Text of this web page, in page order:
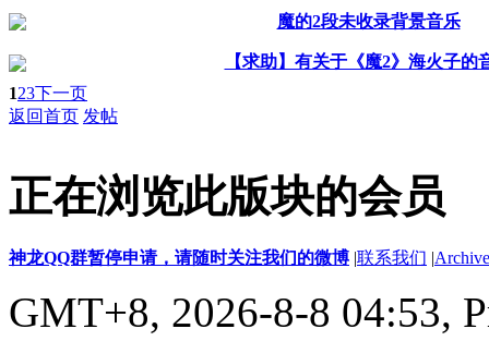
魔的2段未收录背景音乐
【求助】有关于《魔2》海火子的
123下一页
返回首页 发帖
正在浏览此版块的会员
神龙QQ群暂停申请，请随时关注我们的微博 |联系我们 |
GMT+8, 2026-8-8 04:53,